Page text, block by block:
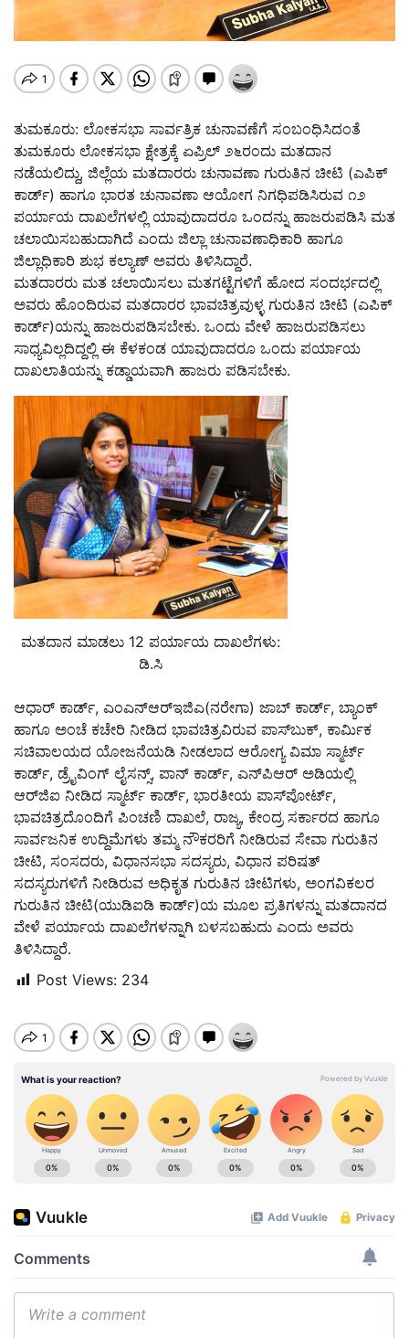
ತುಮಕೂರು: ಲೋಕಸಭಾ ಸಾರ್ವತ್ರಿಕ ಚುನಾವಣೆಗೆ ಸಂಬಂಧಿಸಿದಂತೆ
ತುಮಕೂರು ಲೋಕಸಭಾ ಕ್ಷೇತ್ರಕ್ಕೆ ಏಪ್ರಿಲ್ ೨೬ರಂದು ಮತದಾನ
ನಡೆಯಲಿದ್ದು, ಜಿಲ್ಲೆಯ ಮತದಾರರು ಚುನಾವಣಾ ಗುರುತಿನ ಚೀಟಿ (ಎಪಿಕ್
ಕಾರ್ಡ್) ಹಾಗೂ ಭಾರತ ಚುನಾವಣಾ ಆಯೋಗ ನಿಗಧಿಪಡಿಸಿರುವ ೧೨
ಪರ್ಯಾಯ ದಾಖಲೆಗಳಲ್ಲಿ ಯಾವುದಾದರೂ ಒಂದನ್ನು ಹಾಜರುಪಡಿಸಿ ಮತ
ಚಲಾಯಿಸಬಹುದಾಗಿದೆ ಎಂದು ಜಿಲ್ಲಾ ಚುನಾವಣಾಧಿಕಾರಿ ಹಾಗೂ
ಜಿಲ್ಲಾಧಿಕಾರಿ ಶುಭ ಕಲ್ಯಾಣ್ ಅವರು ತಿಳಿಸಿದ್ದಾರೆ.
ಮತದಾರರು ಮತ ಚಲಾಯಿಸಲು ಮತಗಟ್ಟೆಗಳಿಗೆ ಹೋದ ಸಂದರ್ಭದಲ್ಲಿ
ಅವರು ಹೊಂದಿರುವ ಮತದಾರರ ಭಾವಚಿತ್ರವುಳ್ಳ ಗುರುತಿನ ಚೀಟಿ (ಎಪಿಕ್
ಕಾರ್ಡ್)ಯನ್ನು ಹಾಜರುಪಡಿಸಬೇಕು. ಒಂದು ವೇಳೆ ಹಾಜರುಪಡಿಸಲು
ಸಾಧ್ಯವಿಲ್ಲದಿದ್ದಲ್ಲಿ ಈ ಕೆಳಕಂಡ ಯಾವುದಾದರೂ ಒಂದು ಪರ್ಯಾಯ
ದಾಖಲಾತಿಯನ್ನು ಕಡ್ಡಾಯವಾಗಿ ಹಾಜರು ಪಡಿಸಬೇಕು.
ಮತದಾನ ಮಾಡಲು 12 ಪರ್ಯಾಯ ದಾಖಲೆಗಳು:
ಡಿ.ಸಿ
ಆಧಾರ್ ಕಾರ್ಡ್, ಎಂಎನ್‌ಆರ್‌ಇಜಿಎ(ನರೇಗಾ) ಜಾಬ್ ಕಾರ್ಡ್, ಬ್ಯಾಂಕ್
ಹಾಗೂ ಅಂಚೆ ಕಚೇರಿ ನೀಡಿದ ಭಾವಚಿತ್ರವಿರುವ ಪಾಸ್‌ಬುಕ್, ಕಾರ್ಮಿಕ
ಸಚಿವಾಲಯದ ಯೋಜನೆಯಡಿ ನೀಡಲಾದ ಆರೋಗ್ಯ ವಿಮಾ ಸ್ಮಾರ್ಟ್
ಕಾರ್ಡ್, ಡ್ರೈವಿಂಗ್ ಲೈಸನ್ಸ್, ಪಾನ್ ಕಾರ್ಡ್, ಎನ್‌ಪಿಆರ್ ಅಡಿಯಲ್ಲಿ
ಆರ್‌ಜಿಐ ನೀಡಿದ ಸ್ಮಾರ್ಟ್ ಕಾರ್ಡ್, ಭಾರತೀಯ ಪಾಸ್‌ಪೋರ್ಟ್,
ಭಾವಚಿತ್ರದೊಂದಿಗೆ ಪಿಂಚಣಿ ದಾಖಲೆ, ರಾಜ್ಯ, ಕೇಂದ್ರ ಸರ್ಕಾರದ ಹಾಗೂ
ಸಾರ್ವಜನಿಕ ಉದ್ದಿಮೆಗಳು ತಮ್ಮ ನೌಕರರಿಗೆ ನೀಡಿರುವ ಸೇವಾ ಗುರುತಿನ
ಚೀಟಿ, ಸಂಸದರು, ವಿಧಾನಸಭಾ ಸದಸ್ಯರು, ವಿಧಾನ ಪರಿಷತ್
ಸದಸ್ಯರುಗಳಿಗೆ ನೀಡಿರುವ ಅಧಿಕೃತ ಗುರುತಿನ ಚೀಟಿಗಳು, ಅಂಗವಿಕಲರ
ಗುರುತಿನ ಚೀಟಿ(ಯುಡಿಐಡಿ ಕಾರ್ಡ್)ಯ ಮೂಲ ಪ್ರತಿಗಳನ್ನು ಮತದಾನದ
ವೇಳೆ ಪರ್ಯಾಯ ದಾಖಲೆಗಳನ್ನಾಗಿ ಬಳಸಬಹುದು ಎಂದು ಅವರು
ತಿಳಿಸಿದ್ದಾರೆ.
Post Views: 234